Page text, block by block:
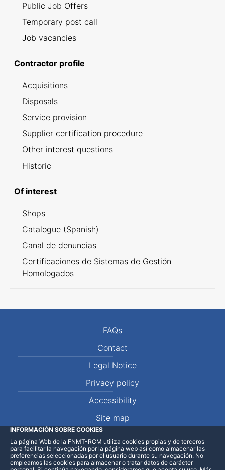
Public Job Offers
Temporary post call
Job vacancies
Contractor profile
Acquisitions
Disposals
Service provision
Supplier certification procedure
Other interest questions
Historic
Of interest
Shops
Catalogue (Spanish)
Canal de denuncias
Certificaciones de Sistemas de Gestión
Homologados
FAQs
Contact
Legal Notice
Privacy policy
Accessibility
Site map
LinkedInFacebookWhatsApp
INFORMACIÓN SOBRE COOKIES
La página Web de la FNMT-RCM utiliza cookies propias y de terceros
para facilitar la navegación por la página web así como almacenar las
preferencias seleccionadas por el usuario durante su navegación. No
empleamos las cookies para almacenar o tratar datos de carácter